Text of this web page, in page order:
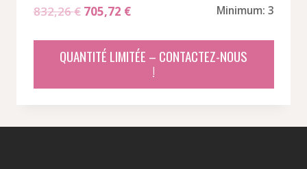
832,26€ Le
initial
était :
705,72 €Le
actuel
est :
Minimum: 3
QUANTITÉ LIMITÉE – CONTACTEZ-NOUS
!